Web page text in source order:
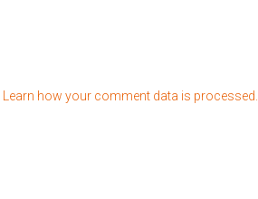
Learn how your comment data is processed.